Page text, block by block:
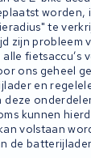
worden,
te
zijn probleem
fietsaccu’s
ons geheel
en
deze
kunnen
volstaan
de